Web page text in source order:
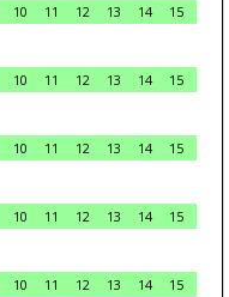
10 11 12 13 14
15
10 11 12 13 14
15
10 11 12 13 14
15
10 11 12 13 14
15
10 11 12 13 14
15